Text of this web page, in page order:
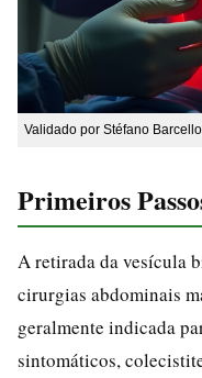
Validado por Stéfano
Primeiros
A retirada da vesícula
cirurgias abdominais
geralmente indicada
sintomáticos,